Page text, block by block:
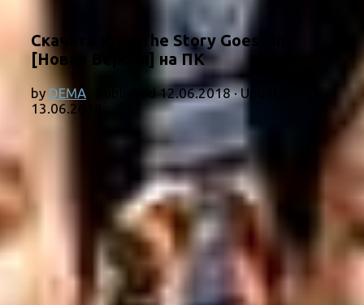
Скачать игру The Story Goes On
[Новая Версия] на ПК
by DEMA 12.06.2018· Updated
13.06.2018